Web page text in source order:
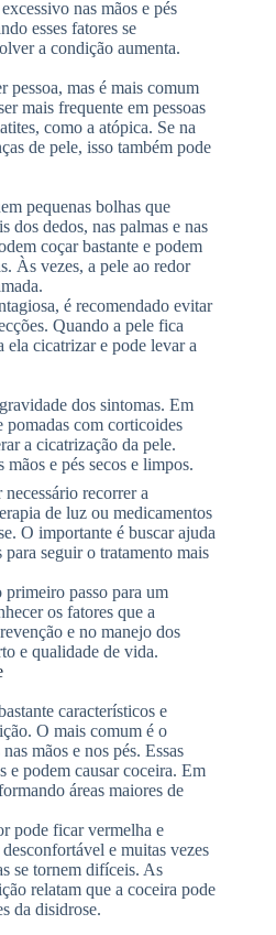
nas mãos e pés
esses fatores se
a condição aumenta.
pessoa, mas é mais comum
mais frequente em pessoas
como a atópica. Se na
de pele, isso também pode
pequenas bolhas que
dos dedos, nas palmas e nas
coçar bastante e podem
Às vezes, a pele ao redor
é recomendado evitar
Quando a pele fica
cicatrizar e pode levar a
dos sintomas. Em
pomadas com corticoides
a cicatrização da pele.
e pés secos e limpos.
recorrer a
de luz ou medicamentos
O importante é buscar ajuda
seguir o tratamento mais
primeiro passo para um
os fatores que a
e no manejo dos
e qualidade de vida.
característicos e
O mais comum é o
mãos e nos pés. Essas
e podem causar coceira. Em
áreas maiores de
pode ficar vermelha e
e muitas vezes
se tornem difíceis. As
relatam que a coceira pode
da disidrose.